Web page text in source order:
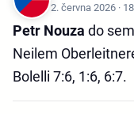
2. června 2026 ·
Petr Nouza do
Neilem
Bolelli 7:6, 1:6, 6:7.